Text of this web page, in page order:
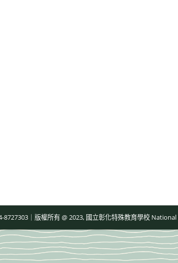
｜版權所有 @ 2023, 國立彰化特殊教育學校